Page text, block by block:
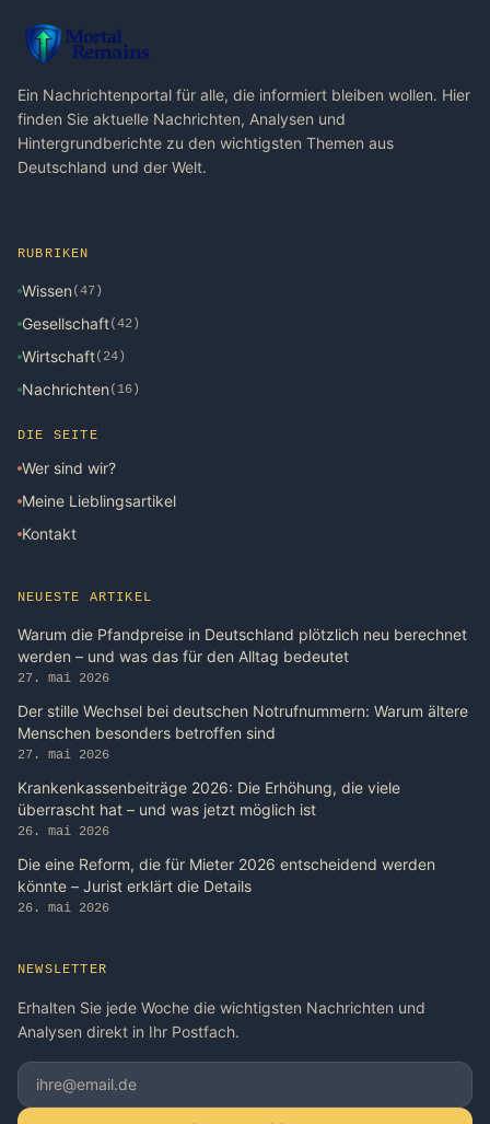
Ein Nachrichtenportal für alle, die informiert bleiben wollen. Hier
finden Sie aktuelle Nachrichten, Analysen und
Hintergrundberichte zu den wichtigsten Themen aus
Deutschland und der Welt.
RUBRIKEN
Wissen (47)
Gesellschaft(42)
Wirtschaft(24)
Nachrichten (16)
DIE SEITE
Wer sind wir?
Meine Lieblingsartikel
Kontakt
NEUESTE ARTIKEL
Warum die Pfandpreise in Deutschland plötzlich neu berechnet
werden – und was das für den Alltag bedeutet
27. mai 2026
Der stille Wechsel bei deutschen Notrufnummern: Warum ältere
Menschen besonders betroffen sind
27. mai 2026
Krankenkassenbeiträge 2026: Die Erhöhung, die viele
überrascht hat – und was jetzt möglich ist
26. mai 2026
Die eine Reform, die für Mieter 2026 entscheidend werden
könnte – Jurist erklärt die Details
26. mai 2026
NEWSLETTER
Erhalten Sie jede Woche die wichtigsten Nachrichten und
Analysen direkt in Ihr Postfach.